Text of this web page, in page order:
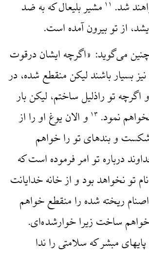
شد. ۱۱ مشیر بلیعال که به ضد
از تو بیرون آمده است.
می‌گوید: «اگرچه ایشان درقوت
بسیار باشند لیکن منقطع شده، در
تو راذلیل ساختم، لیکن بار
نمود. ۱۳ و الان یوغ او را از
و بندهای تو را خواهم
درباره تو امر فرموده است که
تو نخواهد بود و از خانه خدایانت
ریخته شده را منقطع خواهم
خواهم ساخت زیرا خوارشده‌ای.
مبشر که سلامتی را ندا